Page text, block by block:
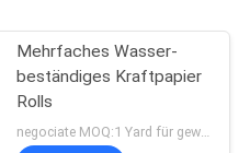
Mehrfaches Wasser-
beständiges Kraftpapier
Rolls